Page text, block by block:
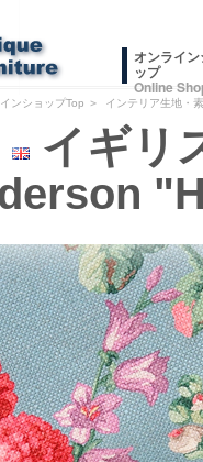
オンライ
ップ
Online
ンショップTop ＞ インテリア生地・
イギリ